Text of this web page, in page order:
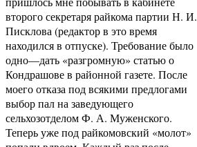
второго секретаря райкома партии Н. И.
Писклова (редактор в это время
находился в отпуске). Требование было
одно—дать «разгромную» статью о
Кондрашове в районной газете. После
моего отказа под всякими предлогами
выбор пал на заведующего
сельхозотделом Ф. А. Муженского.
Теперь уже под райкомовский «молот»